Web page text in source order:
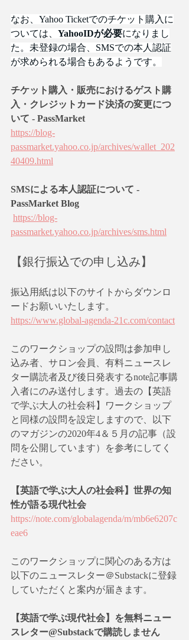
なお、Yahoo Ticketでのチケット購入に
ついては、 YahooIDが必要になりまし
た。未登録の場合、SMSでの本人認証
が求められる場合もあるようです。
チケット購入・販売におけるゲスト購
入・クレジットカード決済の変更につ
いて - PassMarket
https://blog-
passmarket.yahoo.co.jp/archives/wallet_202
40409.html
SMSによる本人認証について -
PassMarket Blog
https://blog-
passmarket.yahoo.co.jp/archives/sms.html
【銀行振込での申し込み】
振込用紙は以下のサイトからダウンロ
ードお願いいたします。
https://www.global-agenda-21c.com/contact
このワークショップの設問は参加申し
込み者、サロン会員、有料ニュースレ
ター購読者及び後日発表するnote記事購
入者にのみ送付します。過去の【英語
で学ぶ大人の社会科】ワークショップ
と同様の設問を設定しますので、以下
のマガジンの2020年4＆５月の記事（設
問を公開しています）を参考にしてく
ださい。
【英語で学ぶ大人の社会科】世界の知
性が語る現代社会
https://note.com/globalagenda/m/mb6e6207c
eae6
このワークショップに関心のある方は
以下のニュースレター＠Substackに登録
していただくと案内が届きます。
【英語で学ぶ現代社会】を無料ニュー
スレター@Substackで購読しません